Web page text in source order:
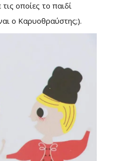
οποίες το παιδί
ο Καρυοθραύστης;).